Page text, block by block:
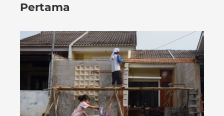
Pertama